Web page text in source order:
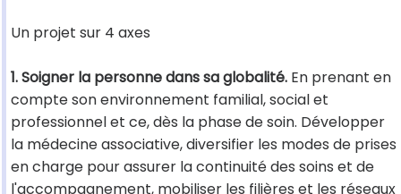
Un projet sur 4 axes
1. Soigner la personne dans sa globalité. En prenant en
compte son environnement familial, social et
professionnel et ce, dès la phase de soin. Développer
la médecine associative, diversifier les modes de prises
en charge pour assurer la continuité des soins et de
l'accompagnement, mobiliser les filières et les réseaux